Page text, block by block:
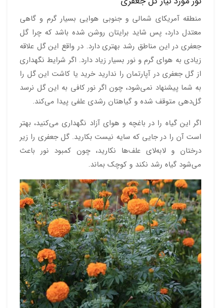
منطقه آمریکای شمالی و جنوبی هوایی بسیار گرم و گاهی
معتدل دارد، پس شاید برایتان روشن شده باشد که چرا گل
جعفری در این مناطق رشد بهتری دارد. در واقع این گل علاقه
زیادی به هوای گرم و نور بسیار زیاد دارد. اگر شرایط نگهداری
از گل جعفری در آپارتمان را ندارید خرید یا کاشت این گل را
به شما پیشنهاد نمی‌شود، چون اگر نور کافی به این گل نرسد
گل‌دهی متوقف شده و گیاهتان رشدی علفی پیدا می‌کند.
اگر این گیاه را در باغچه و هوای آزاد نگهداری می‌کنید، بهتر
است آن را در جایی که سایه نیست بکارید. گل جعفری را زیر
درختان و لا‌به‌لای علف‌ها نکارید، چون کمبود نور باعث
می‌شود گیاه رشد نکند و کوچک بماند.